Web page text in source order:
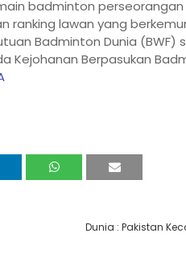
badminton
ranking lawan yang
Badminton Dunia (BWF)
Berpasukan
Dunia : Pakistan